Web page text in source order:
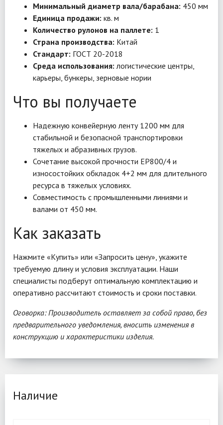
Минимальный диаметр вала/барабана: 450 мм
Единица продажи: кв. м
Количество рулонов на паллете: 1
Страна производства: Китай
Стандарт: ГОСТ 20-2018
Среда использования: логистические центры,
карьеры, бункеры, зерновые нории
Что вы получаете
Надежную конвейерную ленту 1200 мм для
стабильной и безопасной транспортировки
тяжелых и абразивных грузов.
Сочетание высокой прочности EP800/4 и
износостойких обкладок 4+2 мм для длительного
ресурса в тяжелых условиях.
Совместимость с промышленными линиями и
валами от 450 мм.
Как заказать
Нажмите «Купить» или «Запросить цену», укажите
требуемую длину и условия эксплуатации. Наши
специалисты подберут оптимальную комплектацию и
оперативно рассчитают стоимость и сроки поставки.
Оговорка: Производитель оставляет за собой право, без
предварительного уведомления, вносить изменения в
конструкцию и характеристики изделия.
Наличие